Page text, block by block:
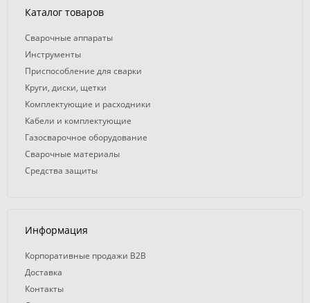
Каталог товаров
Сварочные аппараты
Инструменты
Приспособление для сварки
Круги, диски, щетки
Комплектующие и расходники
Кабели и комплектующие
Газосварочное оборудование
Сварочные материалы
Средства защиты
Информация
Корпоративные продажи B2B
Доставка
Контакты